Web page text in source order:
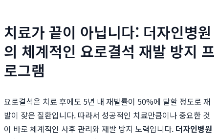
치료가 끝이 아닙니다: 더자인병원
의 체계적인 요로결석 재발 방지 프
로그램
요로결석은 치료 후에도 5년 내 재발률이 50%에 달할 정도로 재
발이 잦은 질환입니다. 따라서 성공적인 치료만큼이나 중요한 것
이 바로 체계적인 사후 관리와 재발 방지 노력입니다. 더자인병원